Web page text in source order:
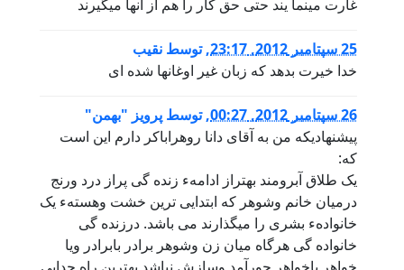
غارت مینما یند حتی حق کار را هم از انها میگیرند
25 سپتامبر 2012, 23:17 ,توسط نقیب
خدا خیرت بدهد که زبان غیر اوغانها شده ای
26 سپتامبر 2012, 00:27 ,توسط پرویز "بهمن"
پیشنهادیکه من به آقای دانا روهراباکر دارم این است
که:
یک طلاق آبرومند بهتراز ادامهء زنده گی پراز درد ورنج
درمیان خانم وشوهر که ابتدایی ترین خشت وهستهء یک
خانوادهء بشری را میگذارند می باشد. درزنده گی
خانواده گی هرگاه میان زن وشوهر برادر بابرادر ویا